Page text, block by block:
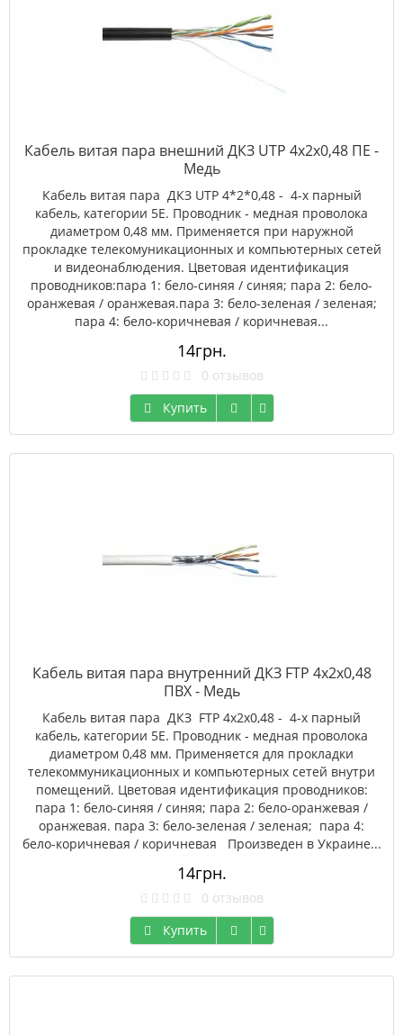
Кабель витая пара внешний ДКЗ UTP 4x2x0,48 ПE -
Медь
Кабель витая пара ДКЗ UTP 4*2*0,48 - 4-х парный
кабель, категории 5Е. Проводник - медная проволока
диаметром 0,48 мм. Применяется при наружной
прокладке телекомуникационных и компьютерных сетей
и видеонаблюдения. Цветовая идентификация
проводников:пара 1: бело-синяя / синяя; пара 2: бело-
оранжевая / оранжевая.пара 3: бело-зеленая / зеленая;
пара 4: бело-коричневая / коричневая...
14грн.
0 отзывов
Купить
Кабель витая пара внутренний ДКЗ FTP 4x2x0,48
ПВХ - Медь
Кабель витая пара ДКЗ FTP 4x2x0,48 - 4-х парный
кабель, категории 5Е. Проводник - медная проволока
диаметром 0,48 мм. Применяется для прокладки
телекоммуникационных и компьютерных сетей внутри
помещений. Цветовая идентификация проводников:
пара 1: бело-синяя / синяя; пара 2: бело-оранжевая /
оранжевая. пара 3: бело-зеленая / зеленая; пара 4:
бело-коричневая / коричневая Произведен в Украине...
14грн.
0 отзывов
Купить